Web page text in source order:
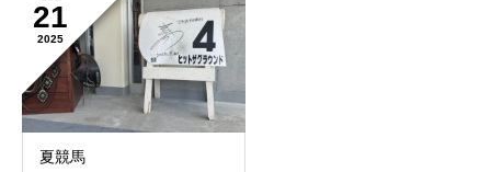
21
2025
夏競馬